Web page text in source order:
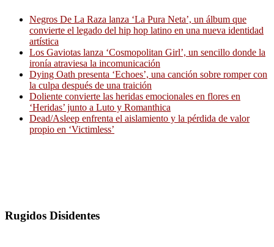
Negros De La Raza lanza ‘La Pura Neta’, un álbum que
convierte el legado del hip hop latino en una nueva identidad
artística
Los Gaviotas lanza ‘Cosmopolitan Girl’, un sencillo donde la
ironía atraviesa la incomunicación
Dying Oath presenta ‘Echoes’, una canción sobre romper con
la culpa después de una traición
Doliente convierte las heridas emocionales en flores en
‘Heridas’ junto a Luto y Romanthica
Dead/Asleep enfrenta el aislamiento y la pérdida de valor
propio en ‘Victimless’
Rugidos Disidentes